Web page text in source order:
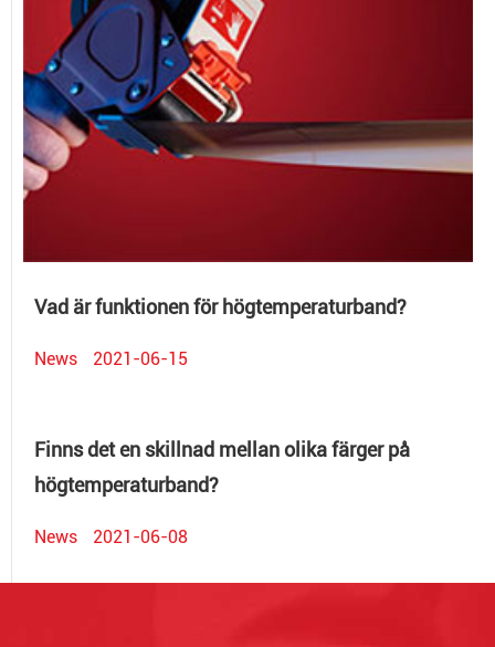
Vad är funktionen för högtemperaturband?
News 2021-06-15
Finns det en skillnad mellan olika färger på
högtemperaturband?
News 2021-06-08